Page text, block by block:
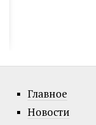
Главное
Новости